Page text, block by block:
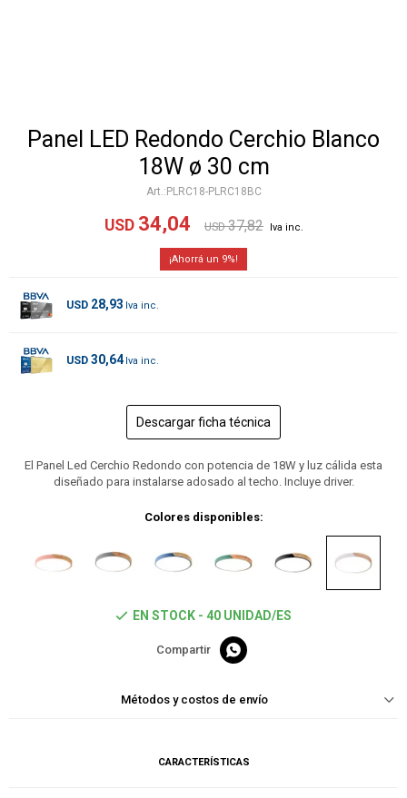
Panel LED Redondo Cerchio Blanco
18W ø 30 cm
PLRC18-PLRC18BC
USD 34,04 USD 37,82
9
USD 28,93
USD 30,64
Descargar ficha técnica
El Panel Led Cerchio Redondo con potencia de 18W y luz cálida esta
diseñado para instalarse adosado al techo. Incluye driver.
Colores disponibles:
EN STOCK - 40 UNIDAD/ES

Métodos y costos de envío
CARACTERÍSTICAS